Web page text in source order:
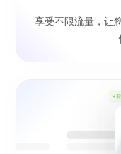
享受不限流量，让